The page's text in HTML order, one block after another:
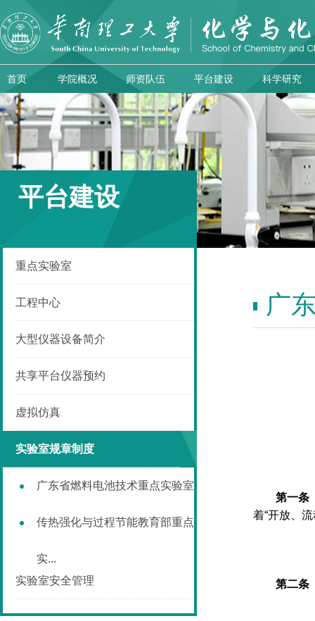
首页 学院概况 师资队伍 平台建设 科学研究
平台建设
重点实验室
工程中心
大型仪器设备简介
共享平台仪器预约
虚拟仿真
实验室规章制度
广东省燃料电池技术重点实验室
传热强化与过程节能教育部重点
实...
实验室安全管理
广
第一条
着“开放、
第二条